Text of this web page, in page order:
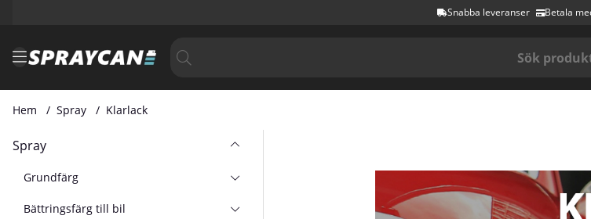
Snabba leveranser Betala
Hem Spray Klarlack
Spray
Grundfärg
Bättringsfärg till bil